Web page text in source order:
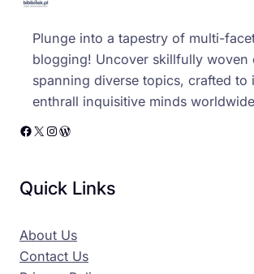
Plunge into a tapestry of multi-
blogging! Uncover skillfully woven
spanning diverse topics, crafted to
enthrall inquisitive minds
Facebook X Instagram WordPress
Quick Links
About Us
Contact Us